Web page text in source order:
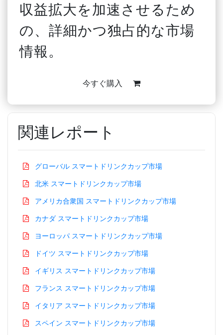
収益拡大を加速させるため
の、詳細かつ独占的な市場
情報。
今すぐ購入
関連レポート
グローバル スマートドリンクカップ市場
北米 スマートドリンクカップ市場
アメリカ合衆国 スマートドリンクカップ市場
カナダ スマートドリンクカップ市場
ヨーロッパ スマートドリンクカップ市場
ドイツ スマートドリンクカップ市場
イギリス スマートドリンクカップ市場
フランス スマートドリンクカップ市場
イタリア スマートドリンクカップ市場
スペイン スマートドリンクカップ市場